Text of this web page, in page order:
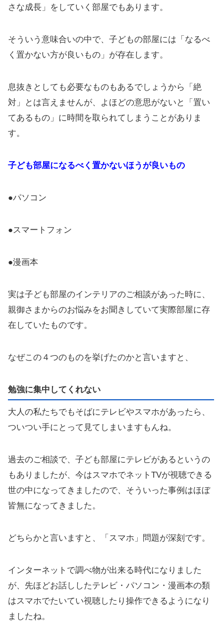
さな成長」をしていく部屋でもあります。
そういう意味合いの中で、子どもの部屋には「なるべ
く置かない方が良いもの」が存在します。
息抜きとしても必要なものもあるでしょうから「絶
対」とは言えませんが、よほどの意思がないと「置い
てあるもの」に時間を取られてしまうことがありま
す。
子ども部屋になるべく置かないほうが良いもの
●パソコン
●スマートフォン
●漫画本
実は子ども部屋のインテリアのご相談があった時に、
親御さまからのお悩みをお聞きしていて実際部屋に存
在していたものです。
なぜこの４つのものを挙げたのかと言いますと、
勉強に集中してくれない
大人の私たちでもそばにテレビやスマホがあったら、
ついつい手にとって見てしまいますもんね。
過去のご相談で、子ども部屋にテレビがあるというの
もありましたが、今はスマホでネットTVが視聴できる
世の中になってきましたので、そういった事例はほぼ
皆無になってきました。
どちらかと言いますと、「スマホ」問題が深刻です。
インターネットで調べ物が出来る時代になりました
が、先ほどお話ししたテレビ・パソコン・漫画本の類
はスマホでたいてい視聴したり操作できるようになり
ましたね。